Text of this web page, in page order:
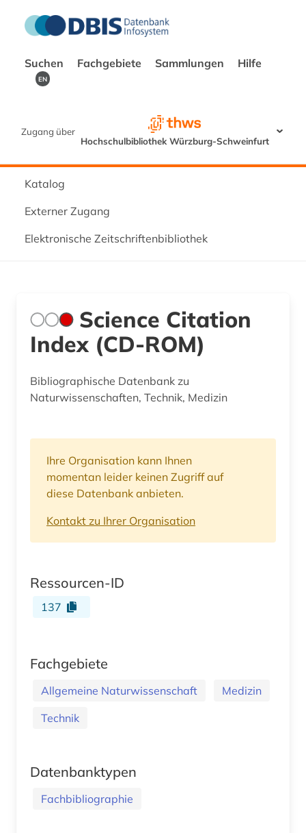
Suchen Fachgebiete Sammlungen Hilfe
EN
Zugang über
Hochschulbibliothek Würzburg-Schweinfurt
Katalog
Externer Zugang
Elektronische Zeitschriftenbibliothek
Science Citation
Index (CD-ROM)
Bibliographische Datenbank zu
Naturwissenschaften, Technik, Medizin
Ihre Organisation kann Ihnen
momentan leider keinen Zugriff auf
diese Datenbank anbieten.
Kontakt zu Ihrer Organisation
Ressourcen-ID
137
Fachgebiete
Allgemeine Naturwissenschaft
Medizin
Technik
Datenbanktypen
Fachbibliographie